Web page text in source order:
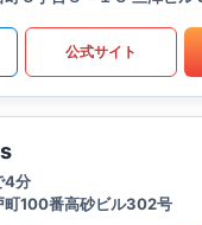
公式サイト
4分
町100番高砂ビル302号